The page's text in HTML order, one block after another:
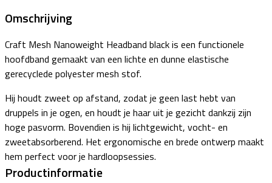
Omschrijving
Craft Mesh Nanoweight Headband black is een functionele
hoofdband gemaakt van een lichte en dunne elastische
gerecyclede polyester mesh stof.
Hij houdt zweet op afstand, zodat je geen last hebt van
druppels in je ogen, en houdt je haar uit je gezicht dankzij zijn
hoge pasvorm. Bovendien is hij lichtgewicht, vocht- en
zweetabsorberend. Het ergonomische en brede ontwerp maakt
hem perfect voor je hardloopsessies.
Productinformatie